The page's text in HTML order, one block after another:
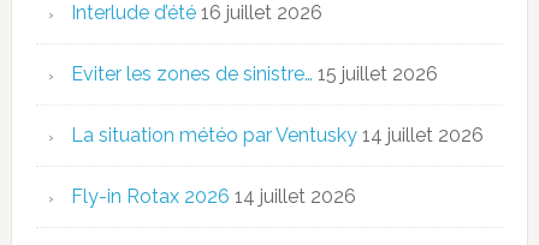
Interlude d’été 16 juillet 2026
Eviter les zones de sinistre… 15 juillet 2026
La situation météo par Ventusky 14 juillet 2026
Fly-in Rotax 2026 14 juillet 2026